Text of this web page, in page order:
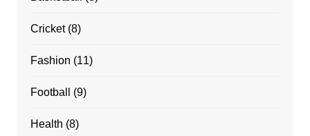
Cricket(8)
Fashion (11)
Football (9)
Health (8)